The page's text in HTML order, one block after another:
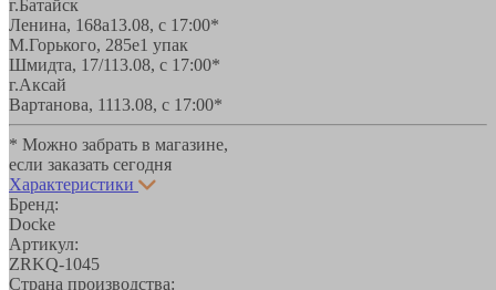
г.Батайск
Ленина, 168а13.08, с 17:00*
М.Горького, 285е1 упак
Шмидта, 17/113.08, с 17:00*
г.Аксай
Вартанова, 1113.08, с 17:00*
* Можно забрать в магазине,
если заказать сегодня
Характеристики
Бренд:
Docke
Артикул:
ZRKQ-1045
Страна производства: